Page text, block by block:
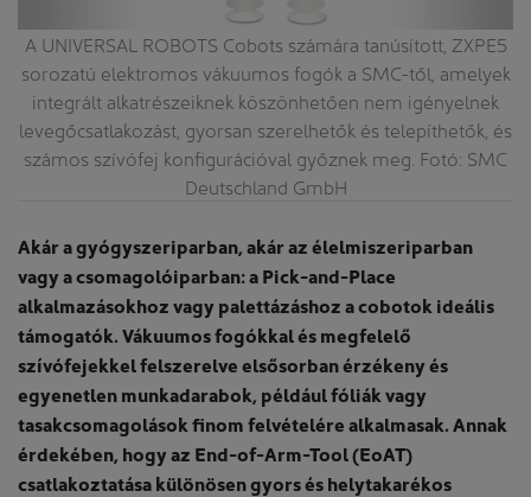
A UNIVERSAL ROBOTS Cobots számára tanúsított, ZXPE5
sorozatú elektromos vákuumos fogók a SMC-től, amelyek
integrált alkatrészeiknek köszönhetően nem igényelnek
levegőcsatlakozást, gyorsan szerelhetők és telepíthetők, és
számos szívófej konfigurációval győznek meg. Fotó: SMC
Deutschland GmbH
Akár a gyógyszeriparban, akár az élelmiszeriparban
vagy a csomagolóiparban: a Pick-and-Place
alkalmazásokhoz vagy palettázáshoz a cobotok ideális
támogatók. Vákuumos fogókkal és megfelelő
szívófejekkel felszerelve elsősorban érzékeny és
egyenetlen munkadarabok, például fóliák vagy
tasakcsomagolások finom felvételére alkalmasak. Annak
érdekében, hogy az End-of-Arm-Tool (EoAT)
csatlakoztatása különösen gyors és helytakarékos